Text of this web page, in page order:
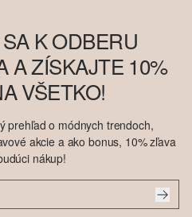
K ODBERU
A ZÍSKAJTE 10%
VŠETKO!
prehľad o módnych trendoch,
akcie a ako bonus, 10% zľava
nákup!